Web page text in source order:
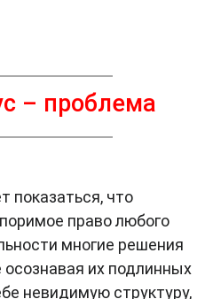
– проблема
показаться, что
право любого
многие решения
их подлинных
невидимую структуру,